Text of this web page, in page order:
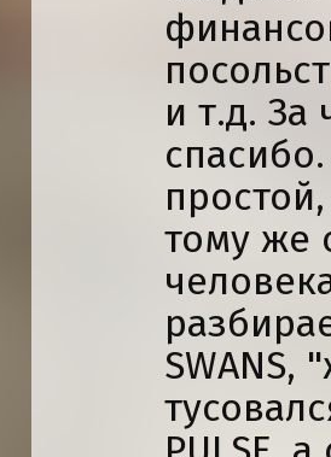
и т.д. За
тому же
SWANS,